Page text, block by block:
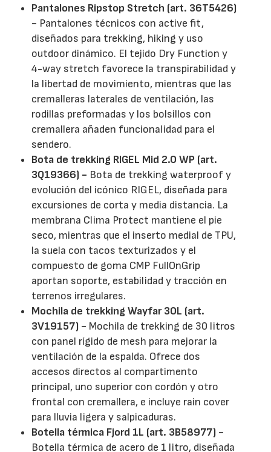
Pantalones Ripstop Stretch (art. 36T5426)
- Pantalones técnicos con active fit,
diseñados para trekking, hiking y uso
outdoor dinámico. El tejido Dry Function y
4-way stretch favorece la transpirabilidad y
la libertad de movimiento, mientras que las
cremalleras laterales de ventilación, las
rodillas preformadas y los bolsillos con
cremallera añaden funcionalidad para el
sendero.
Bota de trekking RIGEL Mid 2.0 WP (art.
3Q19366) - Bota de trekking waterproof y
evolución del icónico RIGEL, diseñada para
excursiones de corta y media distancia. La
membrana Clima Protect mantiene el pie
seco, mientras que el inserto medial de TPU,
la suela con tacos texturizados y el
compuesto de goma CMP FullOnGrip
aportan soporte, estabilidad y tracción en
terrenos irregulares.
Mochila de trekking Wayfar 30L (art.
3V19157) - Mochila de trekking de 30 litros
con panel rígido de mesh para mejorar la
ventilación de la espalda. Ofrece dos
accesos directos al compartimento
principal, uno superior con cordón y otro
frontal con cremallera, e incluye rain cover
para lluvia ligera y salpicaduras.
Botella térmica Fjord 1L (art. 3B58977) -
Botella térmica de acero de 1 litro, diseñada